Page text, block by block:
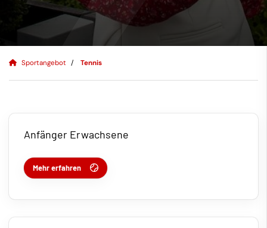
Sportangebot Tennis
Anfänger Erwachsene
Mehr erfahren